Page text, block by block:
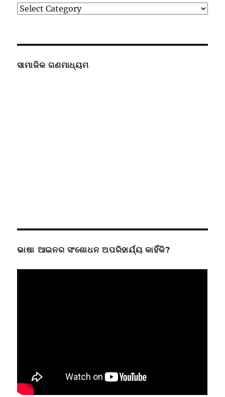
ବିଭାଗ
ସାମାଜିକ ଗଣମାଧ୍ୟମ
ଭାଷା ଆଇନର ସଂଶୋଧନ ଅପରିହାର୍ଯ୍ୟ କାହିଁକି?